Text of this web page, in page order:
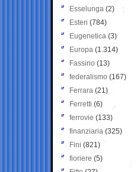
Esselunga (2)
Esteri (784)
Eugenetica (3)
Europa (1.314)
Fassino (13)
federalismo (167)
Ferrara (21)
Ferretti (6)
ferrovie (133)
finanziaria (325)
Fini (821)
fioriere (5)